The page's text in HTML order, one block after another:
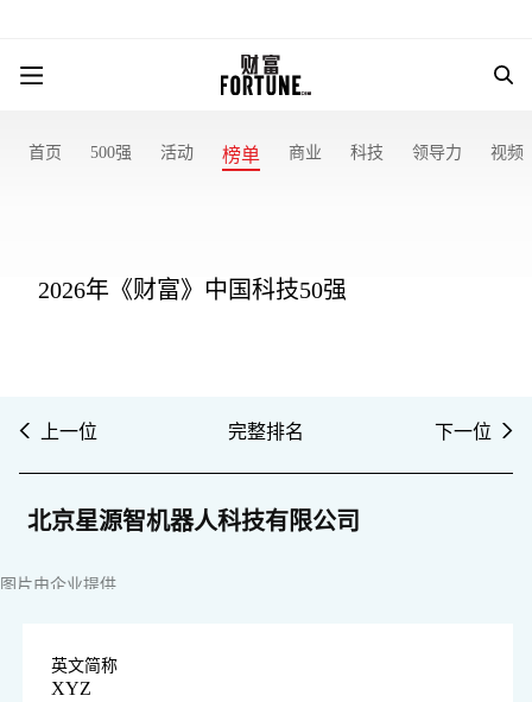
首页 500强 活动 榜单 商业 科技 领导力 视频
2026年《财富》中国科技50强
上一位 完整排名 下一位
北京星源智机器人科技有限公司
图片由企业提供
英文简称
XYZ